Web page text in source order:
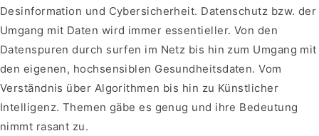
Desinformation und Cybersicherheit. Datenschutz bzw. der
Umgang mit Daten wird immer essentieller. Von den
Datenspuren durch surfen im Netz bis hin zum Umgang mit
den eigenen, hochsensiblen Gesundheitsdaten. Vom
Verständnis über Algorithmen bis hin zu Künstlicher
Intelligenz. Themen gäbe es genug und ihre Bedeutung
nimmt rasant zu.